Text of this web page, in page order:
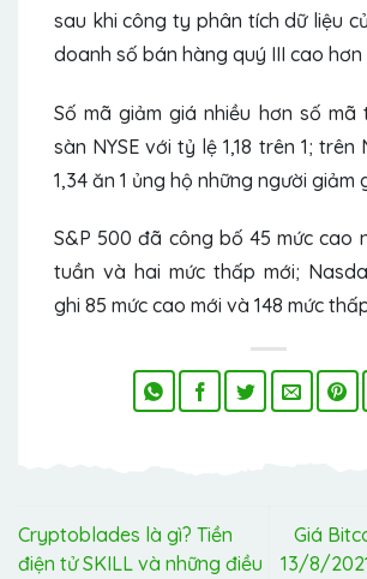
sau khi công ty phân tích dữ liệu
doanh số bán hàng quý III cao
Số mã giảm giá nhiều hơn số mã
sàn NYSE với tỷ lệ 1,18 trên 1;
1,34 ăn 1 ủng hộ những người giảm
S&P 500 đã công bố 45 mức cao
tuần và hai mức thấp mới;
ghi 85 mức cao mới và 148 mức
Cryptoblades là gì? Tiền
điện tử SKILL và những điều
Giá
13/8/